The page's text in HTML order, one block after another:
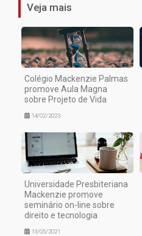
Veja mais
Colégio Mackenzie Palmas
promove Aula Magna
sobre Projeto de Vida
14/02/2023
Universidade Presbiteriana
Mackenzie promove
seminário on-line sobre
direito e tecnologia
13/05/2021